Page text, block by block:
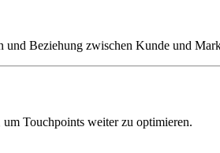
und Beziehung zwischen Kunde und
Touchpoints weiter zu optimieren.